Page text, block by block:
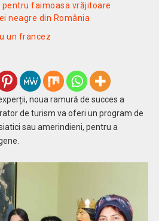
faimoasa vrăjitoare
neagre din România
un francez
noua ramură de succes a
de turism va oferi un program de
sau amerindieni, pentru a